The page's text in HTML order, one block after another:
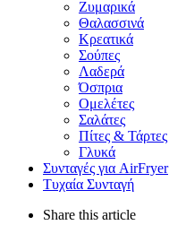
Ζυμαρικά
Θαλασσινά
Κρεατικά
Σούπες
Λαδερά
Όσπρια
Ομελέτες
Σαλάτες
Πίτες & Τάρτες
Γλυκά
Συνταγές για AirFryer
Τυχαία Συνταγή
Share this article